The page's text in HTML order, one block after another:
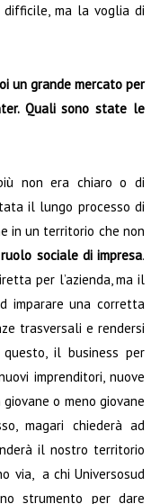
difficile, ma la voglia di
un grande mercato per
Quali sono state le
non era chiaro o di
il lungo processo di
in un territorio che non
sociale di impresa.
per l’azienda, ma il
imparare una corretta
trasversali e rendersi
il business per
imprenditori, nuove
o meno giovane
magari chiederà ad
il nostro territorio
via, a chi Universosud
strumento per dare